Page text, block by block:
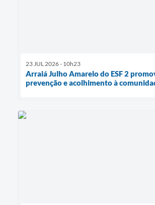
23 JUL 2026 - 10h23
Arraiá Julho Amarelo do ESF 2
prevenção e acolhimento à